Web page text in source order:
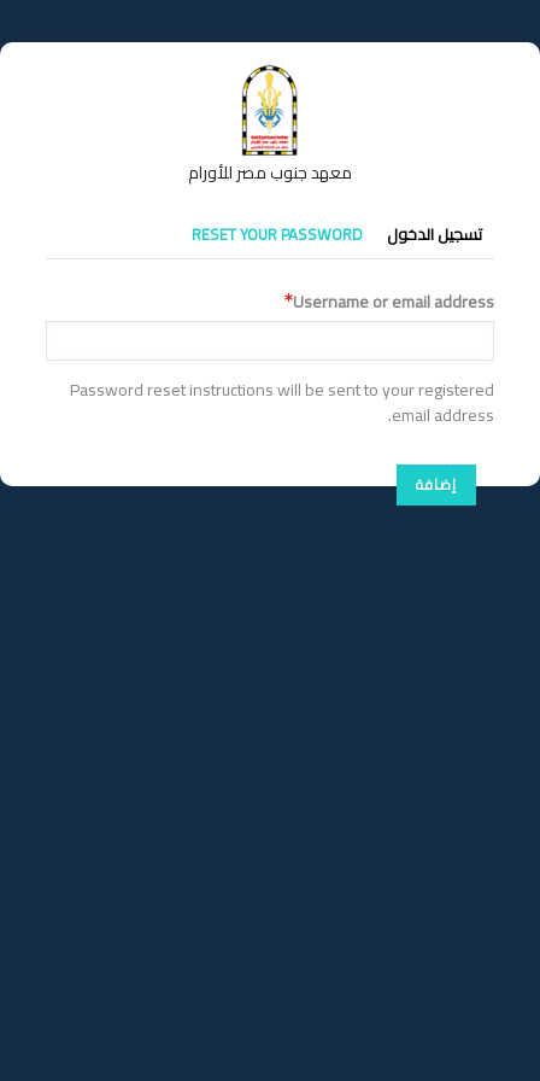
إلى
المحتوى
معهد جنوب مصر للأورام
التبويبات
الأساسية
تسجيل الدخول RESET YOUR PASSWORD
Username or email address
Password reset instructions will be sent to your registered
email address.